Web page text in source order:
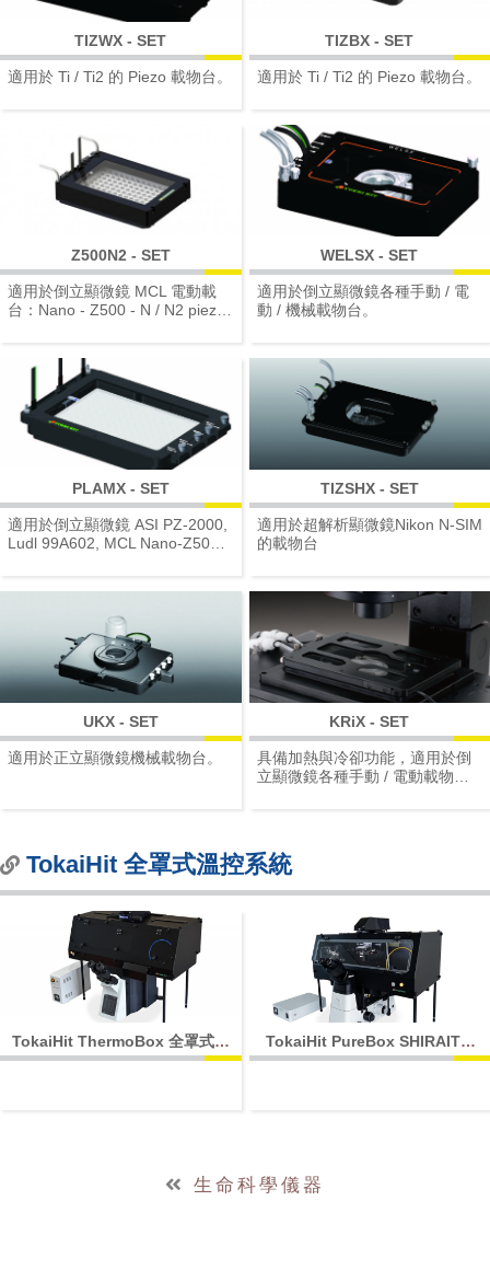
TIZWX - SET
適用於 Ti / Ti2 的 Piezo 載物台。
TIZBX - SET
適用於 Ti / Ti2 的 Piezo 載物台。
Z500N2 - SET
適用於倒立顯微鏡 MCL 電動載
台：Nano - Z500 - N / N2 piezo
WELSX - SET
適用於倒立顯微鏡各種手動 / 電
動 / 機械載物台。
PLAMX - SET
適用於倒立顯微鏡 ASI PZ-2000,
Ludl 99A602, MCL Nano-Z500
TIZSHX - SET
適用於超解析顯微鏡Nikon N-SIM
的載物台
UKX - SET
適用於正立顯微鏡機械載物台。
KRiX - SET
具備加熱與冷卻功能，適用於倒
立顯微鏡各種手動 / 電動載物
TokaiHit 全罩式溫控系統
TokaiHit ThermoBox 全罩式恆
溫箱
TokaiHit PureBox SHIRAITO
全罩式超淨恆溫箱
生命科學儀器